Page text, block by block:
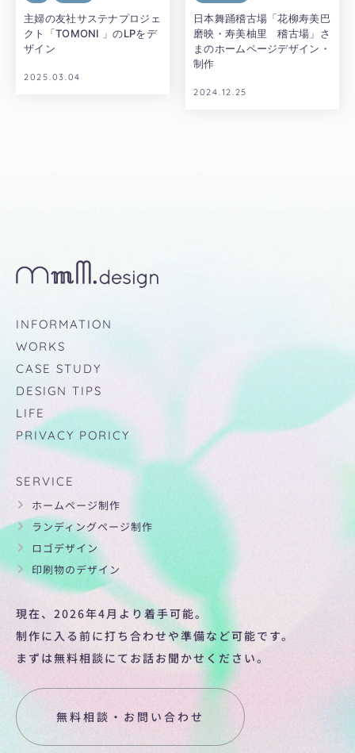
主婦の友社サステナプロジェ
クト「TOMONI 」のLPをデ
ザイン
2025.03.04
日本舞踊稽古場「花柳寿美巴
磨映・寿美柚里 稽古場」さ
まのホームページデザイン・
制作
2024.12.25
INFORMATION
WORKS
CASE STUDY
DESIGN TIPS
LIFE
PRIVACY PORICY
SERVICE
ホームページ制作
ランディングページ制作
ロゴデザイン
印刷物のデザイン
現在、2026年4月より着手可能。
制作に入る前に打ち合わせや準備など可能です。
まずは無料相談にてお話お聞かせください。
無料相談・お問い合わせ